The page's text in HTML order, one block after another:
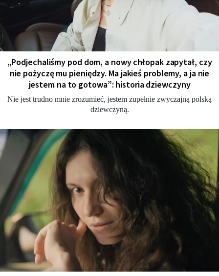
„Podjechaliśmy pod dom, a nowy chłopak zapytał, czy
nie pożyczę mu pieniędzy. Ma jakieś problemy, a ja nie
jestem na to gotowa”: historia dziewczyny
Nie jest trudno mnie zrozumieć, jestem zupełnie zwyczajną polską
dziewczyną.